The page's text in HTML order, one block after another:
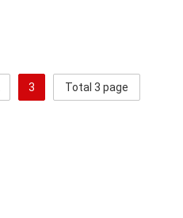
3 Total 3 page